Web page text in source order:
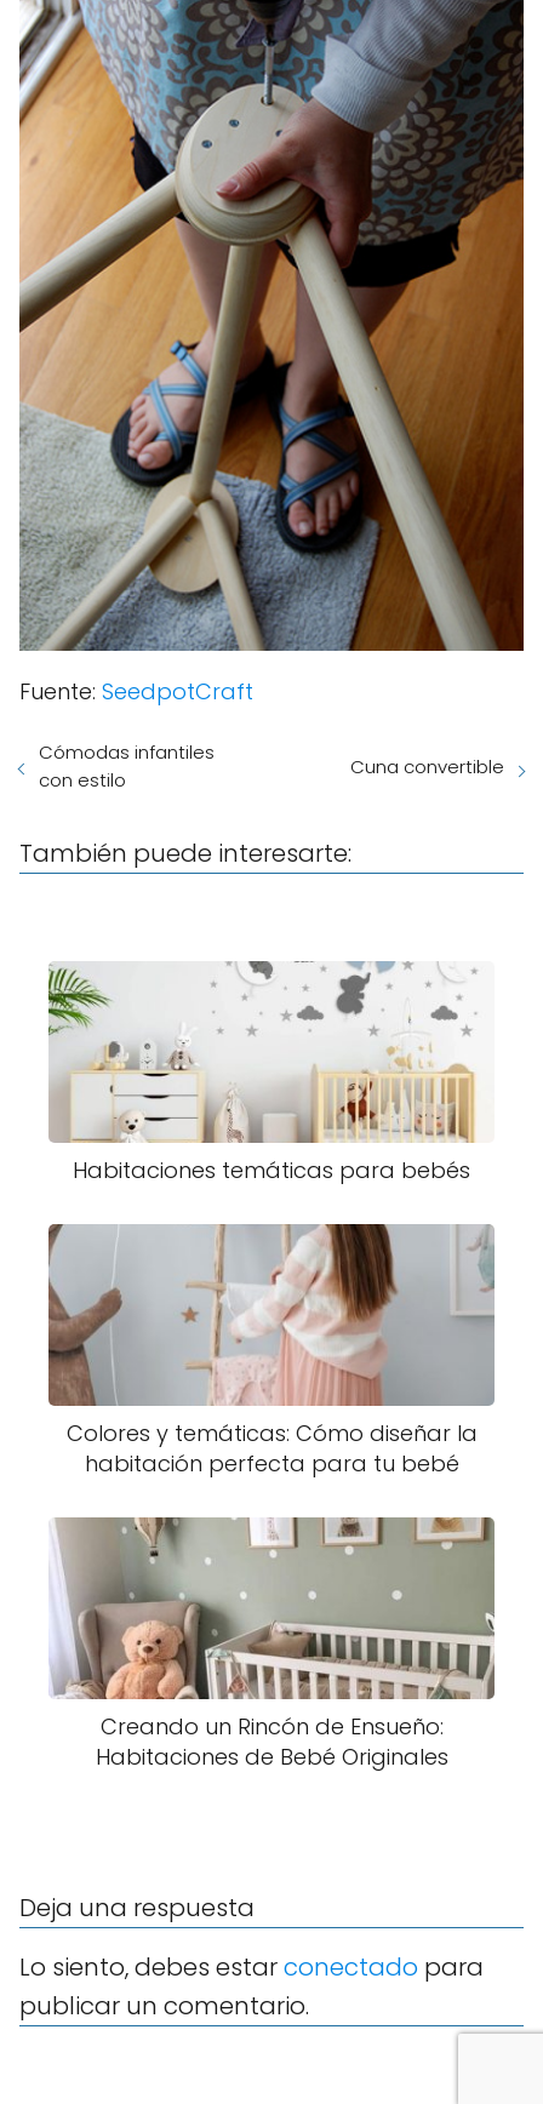
Fuente: SeedpotCraft
Cómodas infantiles
con estilo
Cuna convertible
También puede interesarte:
Habitaciones temáticas para bebés
Colores y temáticas: Cómo diseñar la
habitación perfecta para tu bebé
Creando un Rincón de Ensueño:
Habitaciones de Bebé Originales
Deja una respuesta
Lo siento, debes estarconectado para
publicar un comentario.